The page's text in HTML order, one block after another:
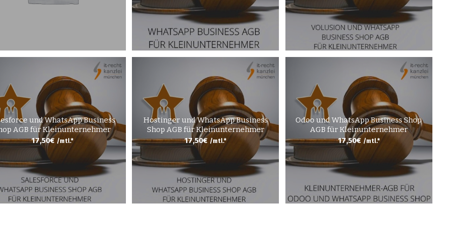
und WhatsApp Business
AGB für Kleinunternehmer
17,50€ /mtl.*
Hostinger und WhatsApp Business
Shop AGB für Kleinunternehmer
17,50€ /mtl.*
Odoo und WhatsApp Business Shop
AGB für Kleinunternehmer
17,50€ /mtl.*